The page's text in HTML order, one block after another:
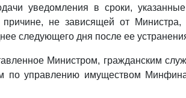
уведомления в сроки,
причине, не зависящей от Министра,
следующего дня после ее
Министром, гражданским
по управлению имуществом